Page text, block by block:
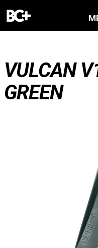
VULCAN
GREEN